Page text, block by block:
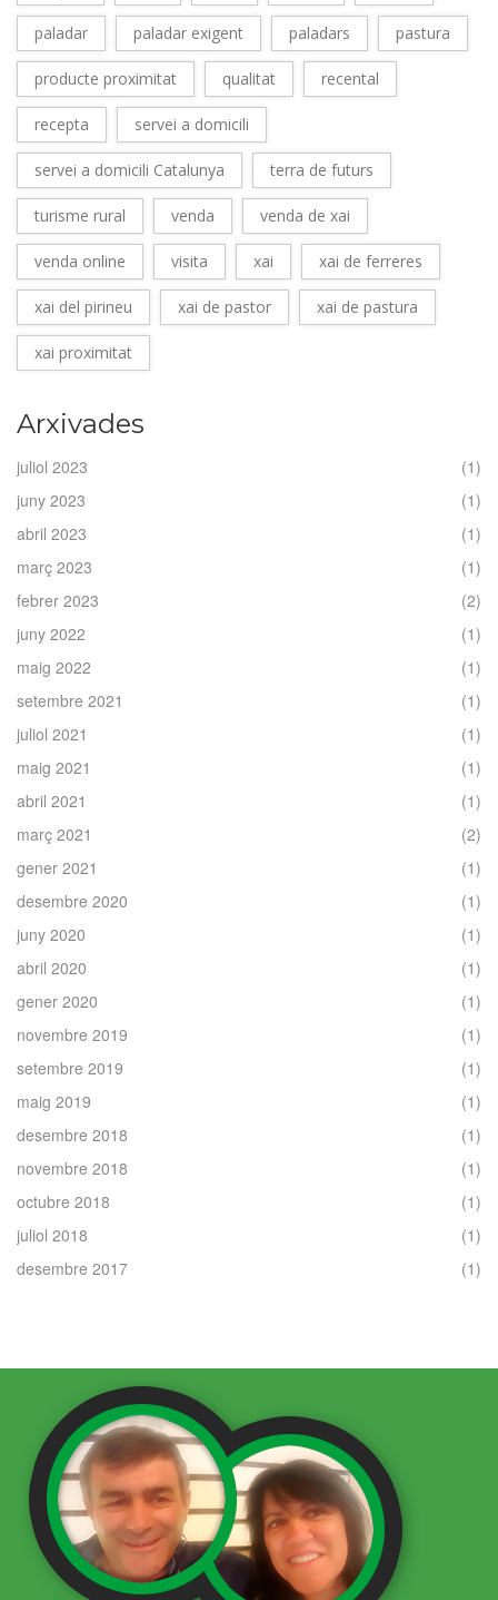
paladar paladar exigent paladars pastura
producte proximitat qualitat recental
recepta servei a domicili
servei a domicili Catalunya terra de futurs
turisme rural venda venda de xai
venda online visita xai xai de ferreres
xai del pirineu xai de pastor xai de pastura
xai proximitat
Arxivades
juliol 2023
(1)
juny 2023
(1)
abril 2023
(1)
març 2023
(1)
febrer 2023
(2)
juny 2022
(1)
maig 2022
(1)
setembre 2021
(1)
juliol 2021
(1)
maig 2021
(1)
abril 2021
(1)
març 2021
(2)
gener 2021
(1)
desembre 2020
(1)
juny 2020
(1)
abril 2020
(1)
gener 2020
(1)
novembre 2019
(1)
setembre 2019
(1)
maig 2019
(1)
desembre 2018
(1)
novembre 2018
(1)
octubre 2018
(1)
juliol 2018
(1)
desembre 2017
(1)